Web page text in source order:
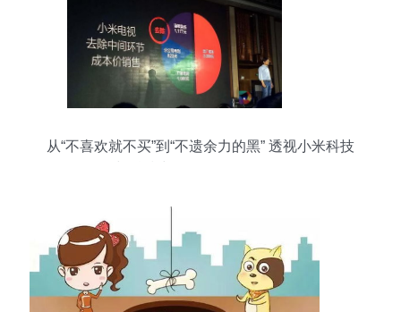
从“不喜欢就不买”到“不遗余力的黑” 透视小米科技